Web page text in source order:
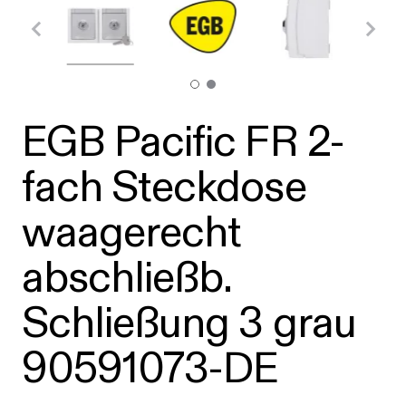
EGB Pacific FR 2-
fach Steckdose
waagerecht
abschließb.
Schließung 3 grau
90591073-DE